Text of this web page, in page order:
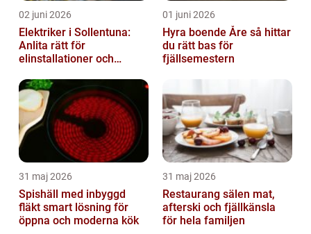
02 juni 2026
Elektriker i Sollentuna:
Anlita rätt för
elinstallationer och
01 juni 2026
Hyra boende Åre så hittar
du rätt bas för
fjällsemestern
31 maj 2026
Spishäll med inbyggd
fläkt smart lösning för
öppna och moderna kök
31 maj 2026
Restaurang sälen mat,
afterski och fjällkänsla
för hela familjen